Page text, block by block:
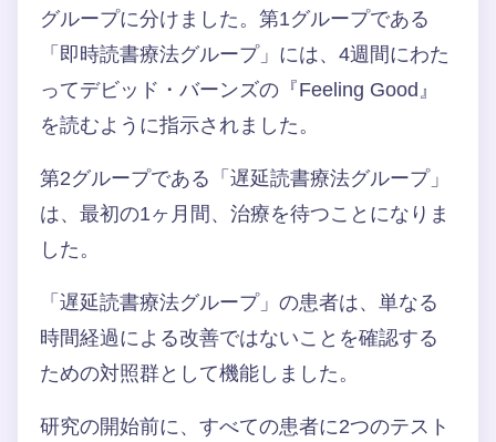
グループに分けました。第1グループである
「即時読書療法グループ」には、4週間にわた
ってデビッド・バーンズの『Feeling Good』
を読むように指示されました。
第2グループである「遅延読書療法グループ」
は、最初の1ヶ月間、治療を待つことになりま
した。
「遅延読書療法グループ」の患者は、単なる
時間経過による改善ではないことを確認する
ための対照群として機能しました。
研究の開始前に、すべての患者に2つのテスト